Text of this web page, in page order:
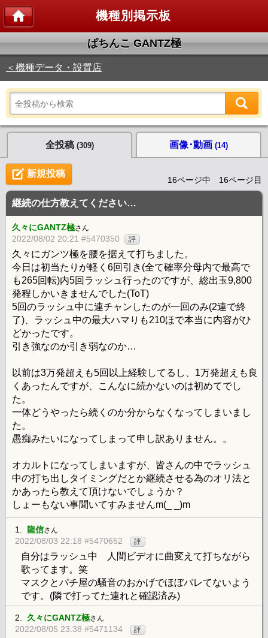
機種別掲示板
ぱちんこ GANTZ極
＜機種データ・設置店
全投稿 (309) 画像･動画 (14)
新規投稿
16ページ中 16ページ目
継続の仕方教えてください…
久々にGANTZ極さん
2022/08/02 20:21 #5470350 評
久々にガンツ極を腰を据えて打ちました。
今日は初当たりが軽く6回引き(全て確率分母内で最高で
も265回転)内5回ラッシュ行ったのですが、総出玉9,800
発程しかいきませんでした(ToT)
5回のラッシュ中に連チャンしたのが一回のみ(2連で終
了)、ラッシュ中の最大ハマりも210ほで本当に内容がひ
どかったです。
引き強なのか引き弱なのか…
以前は3万発超えも5回以上経験してるし、1万発超えも良
くあったんですが、こんなに続かないのは初めてでし
た。
一体どうやったら続くのか分からなくなってしまいまし
た。
愚痴みたいになってしまって申し訳ありません。。
オカルトになってしまいますが、皆さんの中でラッシュ
中の打ち出しタイミングだとか継続させる為のオリ法と
かあったら教えて頂けないでしょうか？
しょーもない事聞いてすみませんm(_ _)m
1. 龍信さん
2022/08/03 22:18 #5470652 評
自分はラッシュ中 人間ビデオに曲変えて打ちながら
歌ってます。笑
マスクとパチ屋の騒音のおかげでほぼバレてないよう
です。(隣で打ってた連れと確認済み)
2. 久々にGANTZ極さん
2022/08/05 23:38 #5471134 評